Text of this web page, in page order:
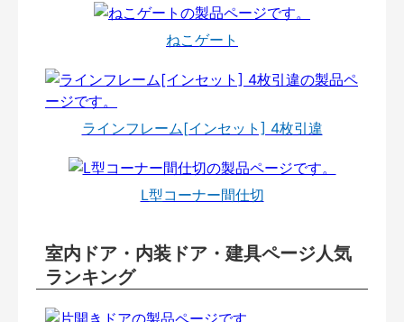
ねこゲート
ラインフレーム[インセット] 4枚引違
L型コーナー間仕切
室内ドア・内装ドア・建具ページ人気
ランキング